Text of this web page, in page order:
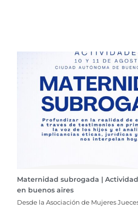
Maternidad subrogada |
en buenos aires
Desde la Asociación de Mujeres